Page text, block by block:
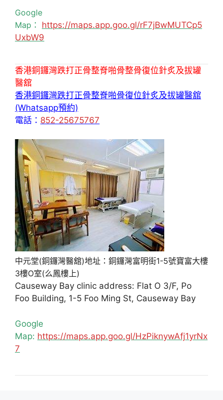
Google
Map： https://maps.app.goo.gl/rF7jBwMUTCp5
UxbW9
香港銅鑼灣跌打正骨整脊啪骨整骨復位針炙及拔罐
醫舘
香港銅鑼灣跌打正骨整脊啪骨復位針炙及拔罐醫舘
(Whatsapp預約)
電話： 852-25675767
中元堂(銅鑼灣醫舘)地址：銅鑼灣富明街1-5號寶富大樓
3樓O室(么鳳樓上)
Causeway Bay clinic address: Flat O 3/F, Po
Foo Building, 1-5 Foo Ming St, Causeway Bay
Google
Map: https://maps.app.goo.gl/HzPiknywAfj1yrNx
7